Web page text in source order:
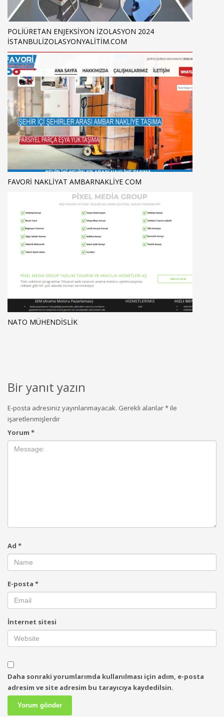
POLIÜRETAN ENJEKSIYON İZOLASYON 2024
ISTANBULIZOLASYONYALITIM.COM
FAVORI NAKLIYAT AMBARNAKLIYE COM
NATO MÜHENDISLIK
Bir yanıt yazın
E-posta adresiniz yayınlanmayacak. Gerekli alanlar*ile
işaretlenmişlerdir
Yorum *
Ad *
E-posta *
İnternet sitesi
Daha sonraki yorumlarımda kullanılması için adım, e-posta
adresim ve site adresim bu tarayıcıya kaydedilsin.